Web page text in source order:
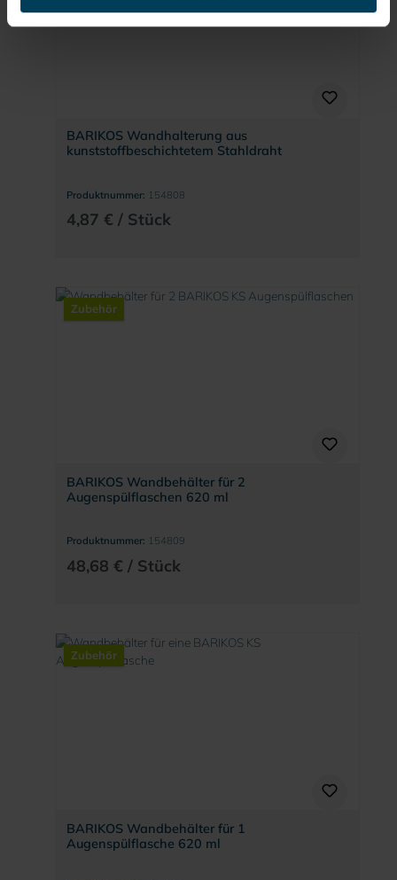
BARIKOS Wandhalterung aus
kunststoffbeschichtetem Stahldraht
Produktnummer: 154808
4,87 € / Stück
Zubehör
BARIKOS Wandbehälter für 2
Augenspülflaschen 620 ml
Produktnummer: 154809
48,68 € / Stück
Zubehör
BARIKOS Wandbehälter für 1
Augenspülflasche 620 ml